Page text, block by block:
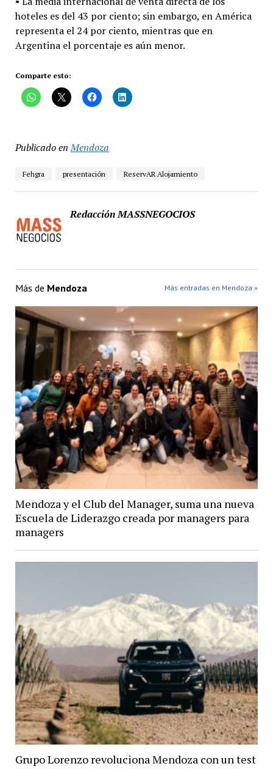
hoteles es del 43 por ciento; sin embargo, en América
representa el 24 por ciento, mientras que en
Argentina el porcentaje es aún menor.
Comparte esto:
Publicado en Mendoza
Fehgra presentación ReservAR Alojamiento
Redacción MASSNEGOCIOS
Más de Mendoza Más entradas en Mendoza »
Mendoza y el Club del Manager, suma una nueva
Escuela de Liderazgo creada por managers para
managers
Grupo Lorenzo revoluciona Mendoza con un test